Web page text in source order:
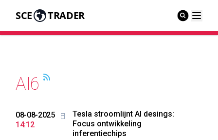
SCE TRADER
AI6
08-08-2025
14:12
Tesla stroomlijnt AI desings:
Focus ontwikkeling
inferentiechips